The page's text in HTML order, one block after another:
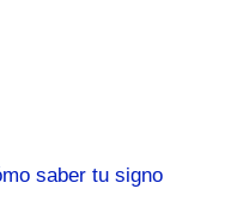
saber tu signo